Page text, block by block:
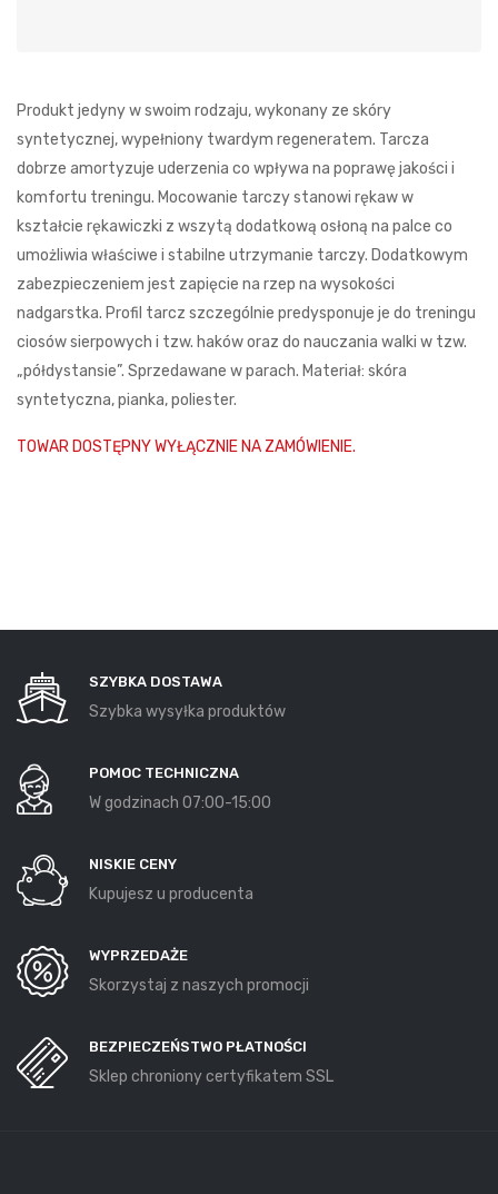
Produkt jedyny w swoim rodzaju, wykonany ze skóry
syntetycznej, wypełniony twardym regeneratem. Tarcza
dobrze amortyzuje uderzenia co wpływa na poprawę jakości i
komfortu treningu. Mocowanie tarczy stanowi rękaw w
kształcie rękawiczki z wszytą dodatkową osłoną na palce co
umożliwia właściwe i stabilne utrzymanie tarczy. Dodatkowym
zabezpieczeniem jest zapięcie na rzep na wysokości
nadgarstka. Profil tarcz szczególnie predysponuje je do treningu
ciosów sierpowych i tzw. haków oraz do nauczania walki w tzw.
„półdystansie”. Sprzedawane w parach. Materiał: skóra
syntetyczna, pianka, poliester.
TOWAR DOSTĘPNY WYŁĄCZNIE NA ZAMÓWIENIE.
SZYBKA DOSTAWA
Szybka wysyłka produktów
POMOC TECHNICZNA
W godzinach 07:00-15:00
NISKIE CENY
Kupujesz u producenta
WYPRZEDAŻE
Skorzystaj z naszych promocji
BEZPIECZEŃSTWO PŁATNOŚCI
Sklep chroniony certyfikatem SSL